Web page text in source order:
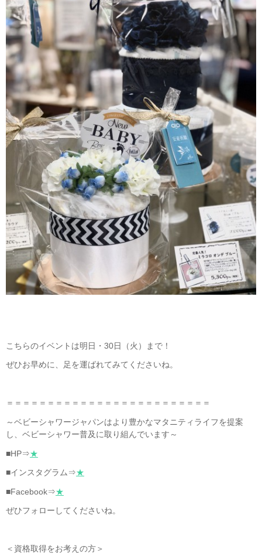
こちらのイベントは明日・30日（火）まで！
ぜひお早めに、足を運ばれてみてくださいね。
＝＝＝＝＝＝＝＝＝＝＝＝＝＝＝＝＝＝＝＝＝＝＝＝＝
～ベビーシャワージャパンはより豊かなマタニティライフを提案
し、ベビーシャワー普及に取り組んでいます～
■HP⇒★
■インスタグラム⇒★
■Facebook⇒★
ぜひフォローしてくださいね。
＜資格取得をお考えの方＞